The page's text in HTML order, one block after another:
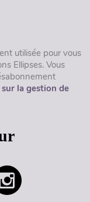
utilisée pour vous
Ellipses. Vous
la gestion de